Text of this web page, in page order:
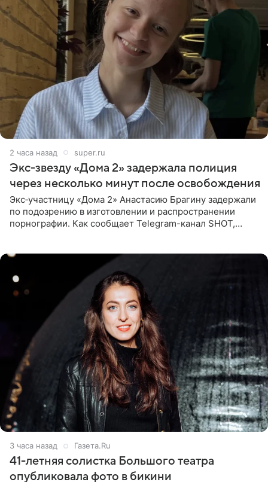
2 часа назад super.ru
Экс‑звезду «Дома 2» задержала полиция
через несколько минут после освобождения
Экс‑участницу «Дома 2» Анастасию Брагину задержали
по подозрению в изготовлении и распространении
порнографии. Как сообщает Telegram-канал SHOT,
3 часа назад Газета.Ru
41-летняя солистка Большого театра
опубликовала фото в бикини